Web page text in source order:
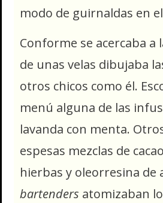
modo de guirnaldas en
Conforme se acercaba a
de unas velas dibujaba
otros chicos como él.
menú alguna de las
lavanda con menta.
espesas mezclas de
hierbas y oleorresina de
bartenders atomizaban